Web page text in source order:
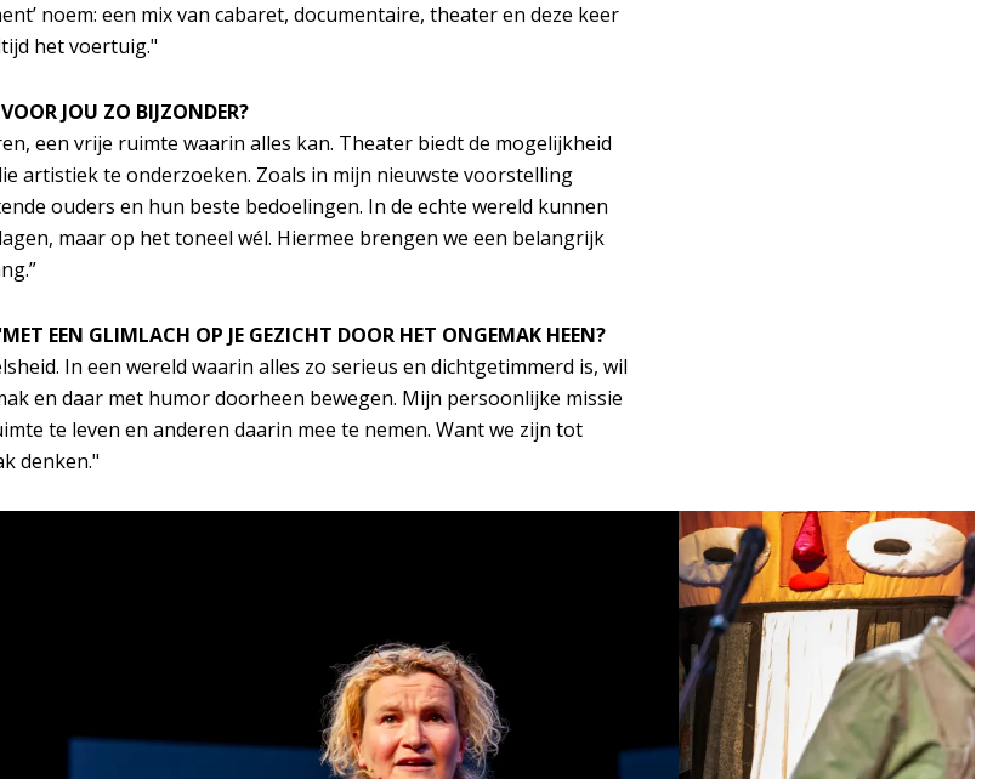
noem: een mix van cabaret, documentaire, theater en deze keer
het voertuig."
JOU ZO BIJZONDER?
een vrije ruimte waarin alles kan. Theater biedt de mogelijkheid
artistiek te onderzoeken. Zoals in mijn nieuwste voorstelling
ouders en hun beste bedoelingen. In de echte wereld kunnen
maar op het toneel wél. Hiermee brengen we een belangrijk
EEN GLIMLACH OP JE GEZICHT DOOR HET ONGEMAK HEEN?
In een wereld waarin alles zo serieus en dichtgetimmerd is, wil
en daar met humor doorheen bewegen. Mijn persoonlijke missie
te leven en anderen daarin mee te nemen. Want we zijn tot
denken."